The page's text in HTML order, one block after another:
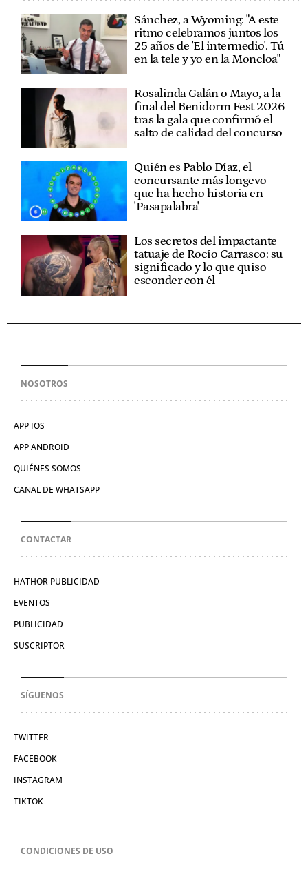
Sánchez, a Wyoming: "A este
ritmo celebramos juntos los
25 años de 'El intermedio'. Tú
en la tele y yo en la Moncloa"
Rosalinda Galán o Mayo, a la
final del Benidorm Fest 2026
tras la gala que confirmó el
salto de calidad del concurso
Quién es Pablo Díaz, el
concursante más longevo
que ha hecho historia en
'Pasapalabra'
Los secretos del impactante
tatuaje de Rocío Carrasco: su
significado y lo que quiso
esconder con él
NOSOTROS
APP IOS
APP ANDROID
QUIÉNES SOMOS
CANAL DE WHATSAPP
CONTACTAR
HATHOR PUBLICIDAD
EVENTOS
PUBLICIDAD
SUSCRIPTOR
SÍGUENOS
TWITTER
FACEBOOK
INSTAGRAM
TIKTOK
CONDICIONES DE USO